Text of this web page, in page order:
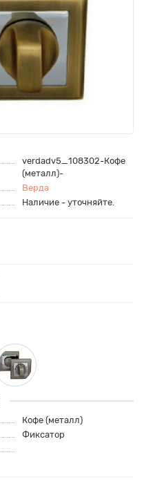
verdadv5_108302-Кофе
(металл)-
Верда
Наличие - уточняйте.
Кофе (металл)
Фиксатор